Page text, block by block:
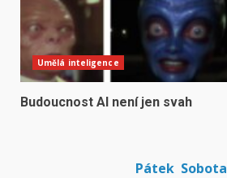
Umělá inteligence
Budoucnost AI není jen svah
Pátek Sobota